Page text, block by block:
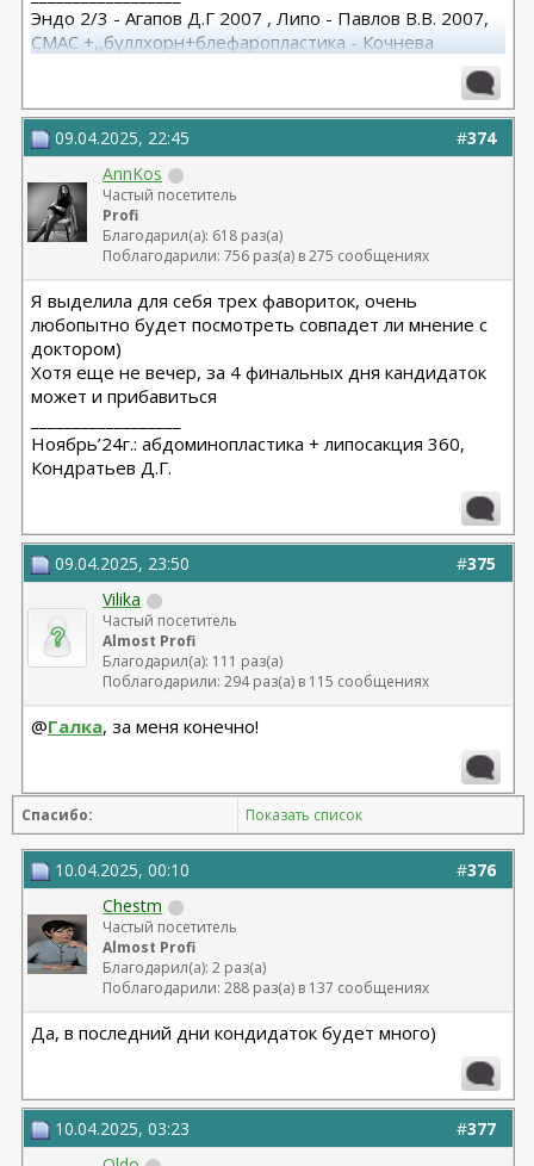
Эндо 2/3 - Агапов Д.Г 2007 , Липо - Павлов В.В. 2007,
СМАС +,,буллхорн+блефаропластика - Кочнева
#374
09.04.2025, 22:45
AnnKos
Частый посетитель
Profi
Благодарил(а): 618 раз(а)
Поблагодарили: 756 раз(а) в 275 сообщениях
Я выделила для себя трех фавориток, очень
любопытно будет посмотреть совпадет ли мнение с
доктором)
Хотя еще не вечер, за 4 финальных дня кандидаток
может и прибавиться
Ноябрь’24г.: абдоминопластика + липосакция 360,
Кондратьев Д.Г.
#375
09.04.2025, 23:50
Vilika
Частый посетитель
Almost Profi
Благодарил(а): 111 раз(а)
Поблагодарили: 294 раз(а) в 115 сообщениях
@Галка, за меня конечно!
Спасибо: Показать список
#376
10.04.2025, 00:10
Chestm
Частый посетитель
Almost Profi
Благодарил(а): 2 раз(а)
Поблагодарили: 288 раз(а) в 137 сообщениях
Да, в последний дни кондидаток будет много)
#377
10.04.2025, 03:23